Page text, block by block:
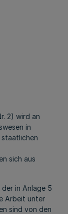
2) wird an
in
sich aus
der in Anlage 5
Arbeit unter
sind von den